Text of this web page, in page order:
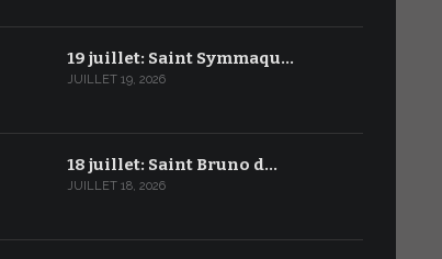
19 juillet: Saint Symmaqu…
JUILLET 19, 2026
18 juillet: Saint Bruno d…
JUILLET 18, 2026